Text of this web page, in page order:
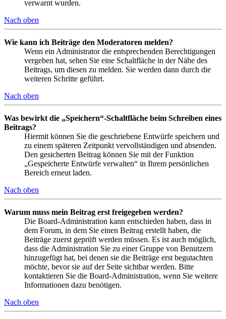
verwarnt wurden.
Nach oben
Wie kann ich Beiträge den Moderatoren melden?
Wenn ein Administrator die entsprechenden Berechtigungen
vergeben hat, sehen Sie eine Schaltfläche in der Nähe des
Beitrags, um diesen zu melden. Sie werden dann durch die
weiteren Schritte geführt.
Nach oben
Was bewirkt die „Speichern“-Schaltfläche beim Schreiben eines
Beitrags?
Hiermit können Sie die geschriebene Entwürfe speichern und
zu einem späteren Zeitpunkt vervollständigen und absenden.
Den gesicherten Beitrag können Sie mit der Funktion
„Gespeicherte Entwürfe verwalten“ in Ihrem persönlichen
Bereich erneut laden.
Nach oben
Warum muss mein Beitrag erst freigegeben werden?
Die Board-Administration kann entschieden haben, dass in
dem Forum, in dem Sie einen Beitrag erstellt haben, die
Beiträge zuerst geprüft werden müssen. Es ist auch möglich,
dass die Administration Sie zu einer Gruppe von Benutzern
hinzugefügt hat, bei denen sie die Beiträge erst begutachten
möchte, bevor sie auf der Seite sichtbar werden. Bitte
kontaktieren Sie die Board-Administration, wenn Sie weitere
Informationen dazu benötigen.
Nach oben